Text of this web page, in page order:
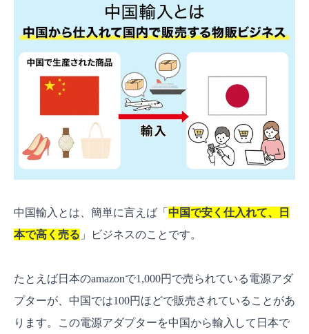
タオバオ（淘宝網）
Alibaba.com（アリババ）
中国輸入に欠かせない代行業者について
中国輸入の商品リサーチ方法
中国輸入の注意点
偽物・キャラクター商品に手を出さない
関税と輸入消費税の仕組みを知っておく
プロモーション戦略を武器にする
中国輸入とは、簡単に言えば「 中国で安く仕入れて、日
本で高く売る 」ビジネスのことです。
たとえば日本のamazonで1,000円で売られている電源アダ
プターが、中国では100円ほどで販売されていることがあ
ります。この電源アダプターを中国から輸入して日本で